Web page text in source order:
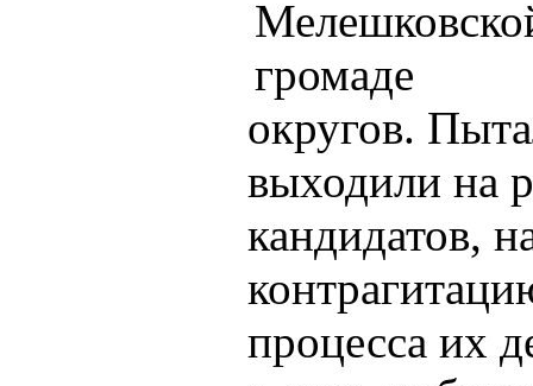
округов.
выходили на
кандидатов,
процесса их